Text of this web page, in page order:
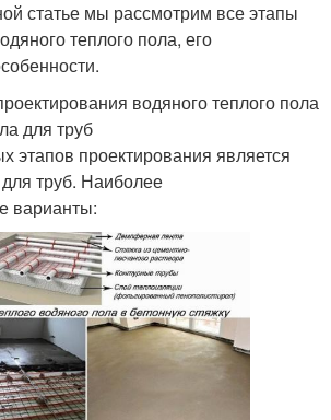
статье мы рассмотрим все этапы
теплого пола, его
водяного теплого пола
для труб
этапов проектирования является
труб. Наиболее
варианты: